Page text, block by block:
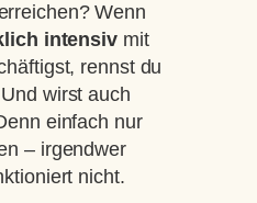
Wenn
intensivmit
rennst du
wirst auch
einfach nur
– irgendwer
nicht.